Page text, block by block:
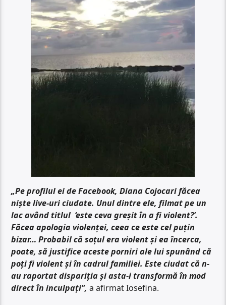
„Pe profilul ei de Facebook, Diana Cojocari făcea
niște live-uri ciudate. Unul dintre ele, filmat pe un
lac având titlul ‘este ceva greșit în a fi violent?’.
Făcea apologia violenței, ceea ce este cel puțin
bizar… Probabil că soțul era violent și ea încerca,
poate, să justifice aceste porniri ale lui spunând că
poți fi violent și în cadrul familiei. Este ciudat că n-
au raportat dispariția și asta-i transformă în mod
direct în inculpați”, a afirmat Iosefina.